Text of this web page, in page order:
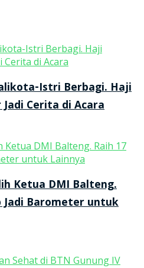
Istri Berbagi. Haji
Cerita di Acara
Ketua DMI Balteng.
Jadi Barometer untuk